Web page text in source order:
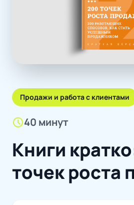
Продажи и работа с клиентами
schedule40 минут
Книги
точек роста